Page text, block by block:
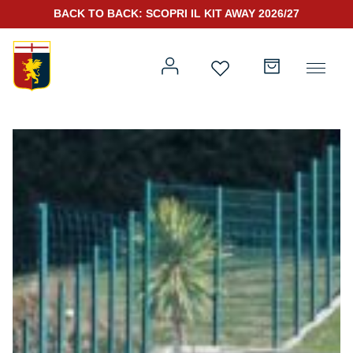
Prima squadra
Genoa for Special
Training
Rappresentanza
Kit Gara 25/26
BACK TO BACK: SCOPRI IL KIT AWAY 2026/27